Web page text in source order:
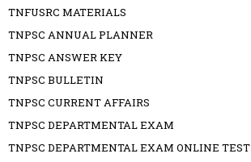
TNFUSRC MATERIALS
TNPSC ANNUAL PLANNER
TNPSC ANSWER KEY
TNPSC BULLETIN
TNPSC CURRENT AFFAIRS
TNPSC DEPARTMENTAL EXAM
TNPSC DEPARTMENTAL EXAM ONLINE TEST